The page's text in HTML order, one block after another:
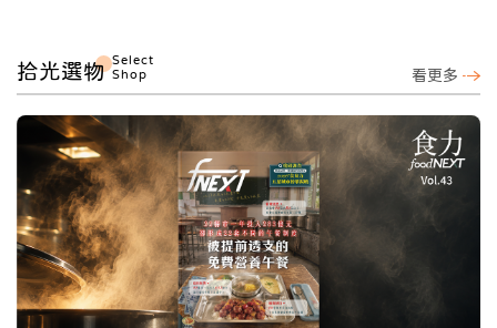
拾光選物Select
Shop
看更多